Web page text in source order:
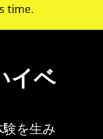
time.
イベ
を生み